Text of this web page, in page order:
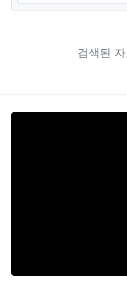
검색된